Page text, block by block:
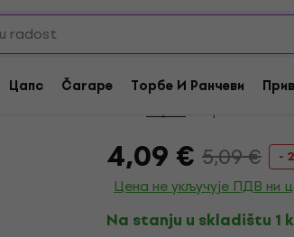
Цапс Čarape Торбе И Ранчеви
Akcija
AC/DC For Those
AC/DC Kod proizvoda:
4,09 € 5,09 € -
Цена не укључује ПДВ ни
Na stanju u skladištu 1